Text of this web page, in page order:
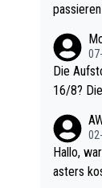
Die
16/8? Die Jugendspiele waren letztes Jahr durchaus sehr kur
l. Allerdings ist Mitchell Lawrie als Nummer 1 der Welt eh quali
fiziert.
eisters erstmal nichts.
Hallo, warum gibt es keinen Hinweis, dass die Nordic Darts M
asters